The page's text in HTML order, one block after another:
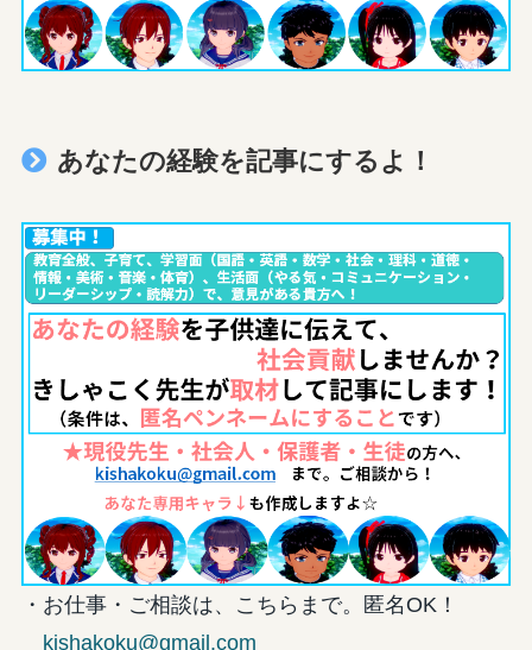
あなたの経験を記事にするよ！
・お仕事・ご相談は、こちらまで。匿名OK！
kishakoku@gmail.com